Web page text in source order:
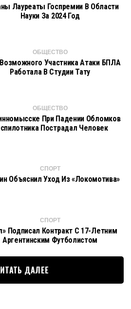
Лауреаты Госпремии В Области
Науки За 2024 Год
ОБЩЕСТВО
Участника Атаки БПЛА
Работала В Студии Тату
ОБЩЕСТВО
При Падении Обломков
Пострадал Человек
СПОРТ
Объяснил Уход Из «Локомотива»
СПОРТ
Подписал Контракт С 17-Летним
Аргентинским Футболистом
ДАЛЕЕ